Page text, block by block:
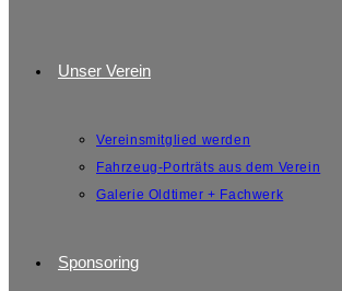
Unser Verein
Vereinsmitglied werden
Fahrzeug-Porträts aus dem Verein
Galerie Oldtimer + Fachwerk
Sponsoring